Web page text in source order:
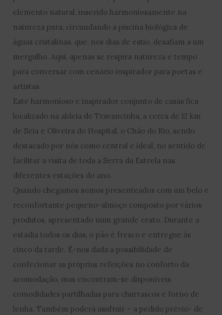
elemento natural, inserido harmoniosamente na
natureza pura, circundando a piscina biológica de
águas cristalinas, que, nos dias de estio, desafiam a um
mergulho. Aqui, apenas se respira natureza e tempo
para conversar com cenário inspirador para poetas e
artistas.
Este harmonioso e inspirador conjunto de casas fica
localizado na aldeia de Travancinha, a cerca de 12 km
de Seia e Oliveira do Hospital, o Chão do Rio, sendo
destacado por nós como central e ideal, no sentido de
facilitar a visita de toda a Serra da Estrela nas
diferentes estações do ano.
Quando chegamos somos presenteados com um belo e
reconfortante pequeno-almoço composto por vários
produtos, apresentado num grande cesto. Durante a
estadia todos os dias, o pão é fresco e entregue às
cinco da tarde. É-nos dada a possibilidade de
confecionar as próprias refeições no conforto da
acomodação, mas encontram-se disponíveis
comodidades partilhadas para churrascos e forno de
lenha. Também poderá usufruir – a pedido prévio- de